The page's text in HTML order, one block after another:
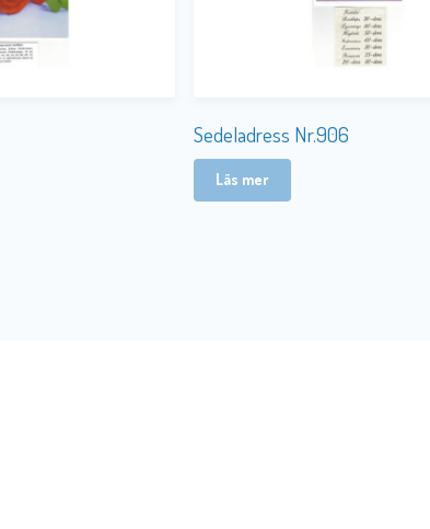
Sedeladress Nr.906
Läs mer